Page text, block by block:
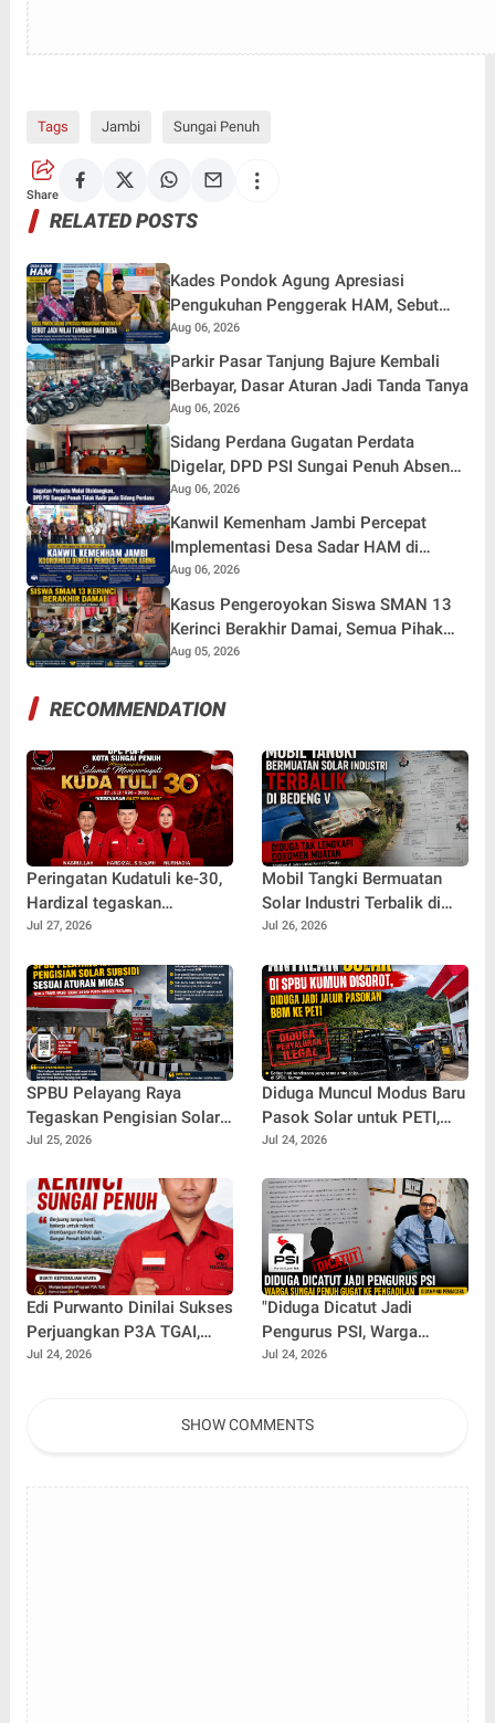
Tags Jambi Sungai Penuh
Share
RELATED POSTS
Kades Pondok Agung Apresiasi
Pengukuhan Penggerak HAM, Sebut
Jadi Nilai Tambah bagi Desa
Aug 06, 2026
Parkir Pasar Tanjung Bajure Kembali
Berbayar, Dasar Aturan Jadi Tanda Tanya
Aug 06, 2026
Sidang Perdana Gugatan Perdata
Digelar, DPD PSI Sungai Penuh Absen
Tanpa Keterangan
Aug 06, 2026
Kanwil Kemenham Jambi Percepat
Implementasi Desa Sadar HAM di
Pondok Agung
Aug 06, 2026
Kasus Pengeroyokan Siswa SMAN 13
Kerinci Berakhir Damai, Semua Pihak
Sepakat Berdamai dan Perkuat
Aug 05, 2026
RECOMMENDATION
Peringatan Kudatuli ke-30,
Hardizal tegaskan
Semangat Perjuangan
Padam
Jul 27, 2026
Mobil Tangki Bermuatan
Solar Industri Terbalik di
Bedeng V Diduga Tak
Jul 26, 2026
SPBU Pelayang Raya
Tegaskan Pengisian Solar
Subsidi Kendaraan Truck
Pertamina
Jul 25, 2026
Diduga Muncul Modus Baru
Pasok Solar untuk PETI,
Antrean Kendaraan di SPBU
Jul 24, 2026
Edi Purwanto Dinilai Sukses
Perjuangkan P3A TGAI,
Kerinci dan Sungai Penuh
Jul 24, 2026
"Diduga Dicatut Jadi
Pengurus PSI, Warga
Sungai Penuh Gugat ke
Jul 24, 2026
SHOW COMMENTS